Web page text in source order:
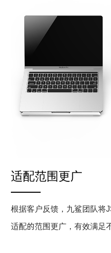
适配范围更广
根据客户反馈，九鲨团队将
适配的范围更广，有效满足